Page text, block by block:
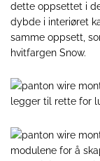
dette oppsettet i
dybde i interiøret
samme oppsett,
hvitfargen Snow.
legger til rette for
modulene for å